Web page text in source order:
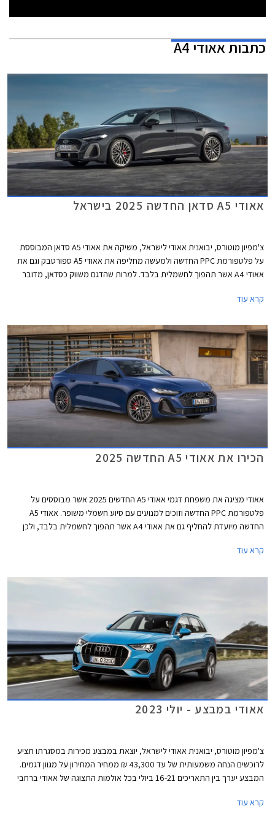
כתבותאאודי A4
אאודי A5 סדאן החדשה 2025 בישראל
צ'מפיון מוטורס, יבואנית אאודי לישראל, משיקה את אאודי A5 סדאן המבוססת
על פלטפורמת PPC החדשה ולמעשה מחליפה את אאודי A5 ספורטבק וגם את
אאודי A4 אשר תהפוך לחשמלית בלבד. למרות שהדגם משווק כסדאן, מדובר
A5 גם בתצורת אוונט (סטיישן) שאינה מגיעה אלינו.
קרא עוד
הכירו את אאודי A5 החדשה 2025
אאודי מציגה את משפחת דגמי אאודי A5 החדשים 2025 אשר מבוססים על
פלטפורמת PPC החדשה וזוכים למנועים עם סיוע חשמלי משופר. אאודי A5
החדשה מיועדת להחליף גם את אאודי A4 אשר תהפוך לחשמלית בלבד, ולכן
ישווק לראשונה בתצורת אוונט (סטיישן) וסדאן שהינה למעשה דומה יותר לגרסת
הקופה והקבריולט יוצגו בהמשך בשם שונה בדומה למהלך שמרצדס ביצעה עם
קרא עוד
אאודי במבצע - יולי 2023
צ'מפיון מוטורס, יבואנית אאודי לישראל, יוצאת במבצע מכירות במסגרתו תציע
לרוכשים הנחה משמעותית של עד 43,300 ₪ ממחיר המחירון על מגוון דגמים.
המבצע יערך בין התאריכים 16-21 ביולי בכל אולמות התצוגה של אאודי ברחבי
קרא עוד